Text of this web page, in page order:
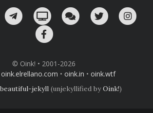
¡Mándame un email!¡Nuestro canal en Telegram!
Oink! TV Charla con nosotros
Twitter
© Oink! • 2001-2026
oink.elrellano.com • oink.in • oink.wtf
beautiful-jekyll (unjekyllified byOink!)